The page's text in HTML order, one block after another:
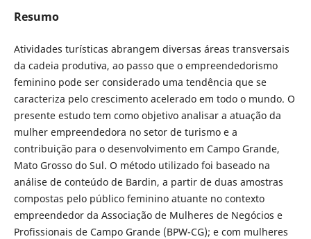
Resumo
Atividades turísticas abrangem diversas áreas transversais
da cadeia produtiva, ao passo que o empreendedorismo
feminino pode ser considerado uma tendência que se
caracteriza pelo crescimento acelerado em todo o mundo. O
presente estudo tem como objetivo analisar a atuação da
mulher empreendedora no setor de turismo e a
contribuição para o desenvolvimento em Campo Grande,
Mato Grosso do Sul. O método utilizado foi baseado na
análise de conteúdo de Bardin, a partir de duas amostras
compostas pelo público feminino atuante no contexto
empreendedor da Associação de Mulheres de Negócios e
Profissionais de Campo Grande (BPW-CG); e com mulheres